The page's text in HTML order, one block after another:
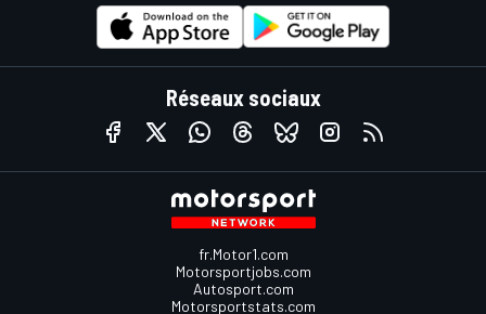
Réseaux sociaux
fr.Motor1.com
Motorsportjobs.com
Autosport.com
Motorsportstats.com